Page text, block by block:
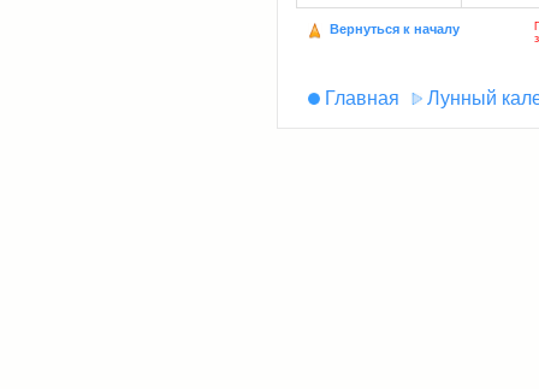
Вернуться к началу
Главная Лунный